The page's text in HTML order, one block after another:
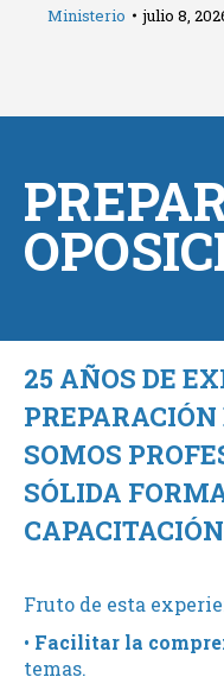
Ministerio julio 8,
25 AÑOS DE
PREPARACIÓN
SOMOS
SÓLIDA
Fruto de esta
• Facilitar la
temas.